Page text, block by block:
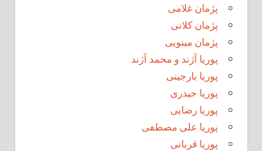
پژمان غلامی
پژمان کلانی
پژمان مینویی
پوریا آژند و محمد آژند
پوریا بارجینی
پوریا حیدری
پوریا رضایی
پوریا علی مصطفی
پوریا قربانی